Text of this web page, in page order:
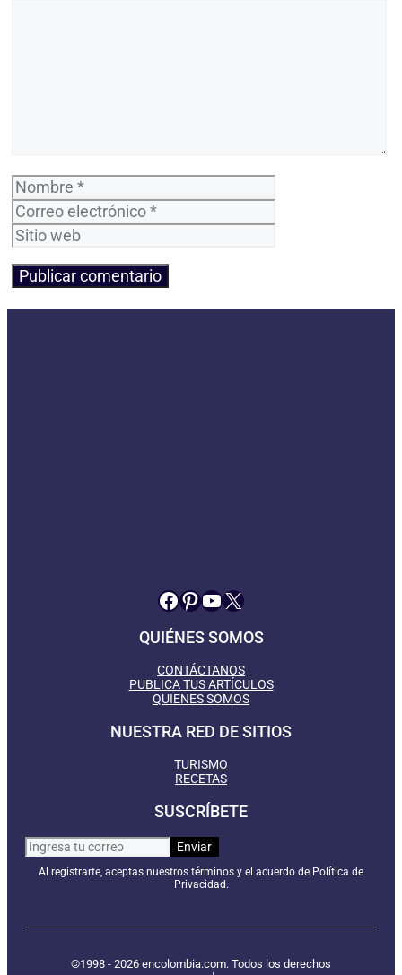
Nombre
electrónico
web
Facebook
Pinterest
YouTube
X
QUIÉNES SOMOS
CONTÁCTANOS
PUBLICA TUS ARTÍCULOS
QUIENES SOMOS
NUESTRA RED DE SITIOS
TURISMO
RECETAS
SUSCRÍBETE
Al registrarte, aceptas nuestros términos y el acuerdo de Política de
Privacidad.
©1998 - 2026 encolombia.com. Todos los derechos